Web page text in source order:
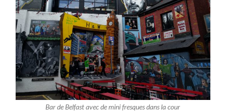
Bar de Belfast avec de mini fresques dans la cour